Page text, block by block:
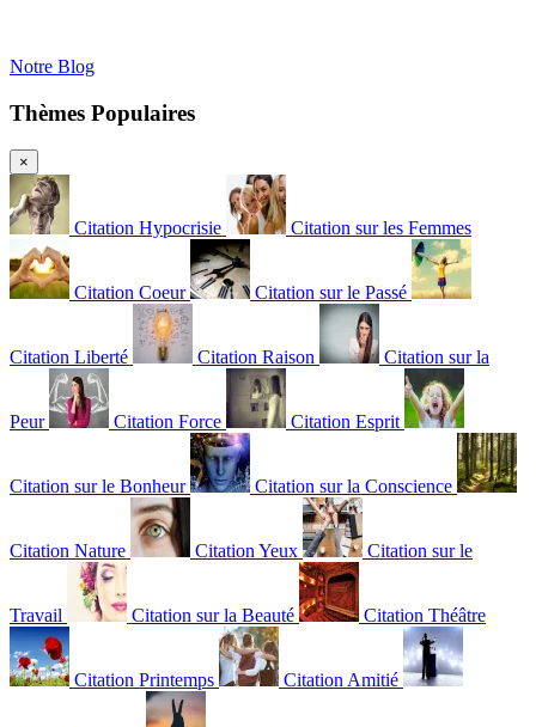
Notre Blog
Thèmes Populaires
×
Citation Hypocrisie Citation sur les Femmes
Citation Coeur Citation sur le Passé
Citation Liberté Citation Raison Citation sur la
Peur Citation Force Citation Esprit
Citation sur le Bonheur Citation sur la Conscience
Citation Nature Citation Yeux Citation sur le
Travail Citation sur la Beauté Citation Théâtre
Citation Printemps Citation Amitié